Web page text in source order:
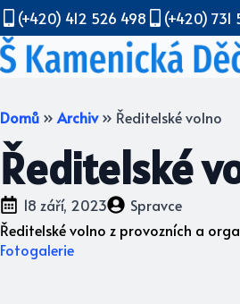
(+420) 412 526 498 (+420) 731
Domů » Archiv » Ředitelské volno
Ředitelské
18 září, 2023
Spravce
Ředitelské volno z provozních a
Fotogalerie